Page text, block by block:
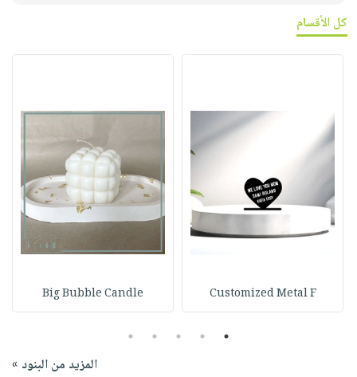
كل الأقسام
Customized Metal F
Big Bubble Candle
1
2
3
4
5
المزيد من البنود »